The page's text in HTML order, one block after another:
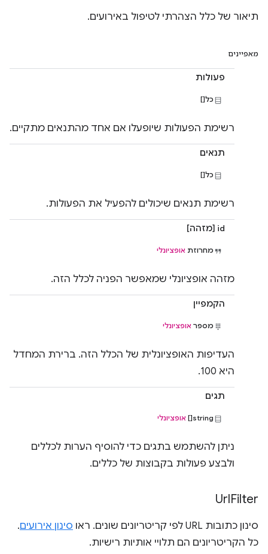
תיאור של כלל הצהרתי לטיפול באירועים.
מאפיינים
פעולות
כל[]
רשימת הפעולות שיופעלו אם אחד מהתנאים מתקיים.
תנאים
כל[]
רשימת תנאים שיכולים להפעיל את הפעולות.
id [מזהה]
מחרוזת אופציונלי
מזהה אופציונלי שמאפשר הפניה לכלל הזה.
הקמפיין
מספר אופציונלי
העדיפות האופציונלית של הכלל הזה. ברירת המחדל
היא 100.
תגים
string[] אופציונלי
ניתן להשתמש בתגים כדי להוסיף הערות לכללים
ולבצע פעולות בקבוצות של כללים.
UrlFilter
סינון כתובות URL לפי קריטריונים שונים. ראו סינון אירועים.
כל הקריטריונים הם תלויי אותיות רישיות.